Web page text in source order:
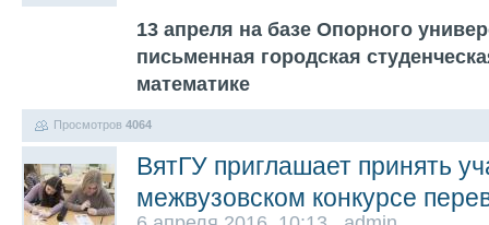
13 апреля на базе Опорного
письменная городская
математике
Просмотров 4064
ВятГУ приглашает принять
межвузовском конкурсе